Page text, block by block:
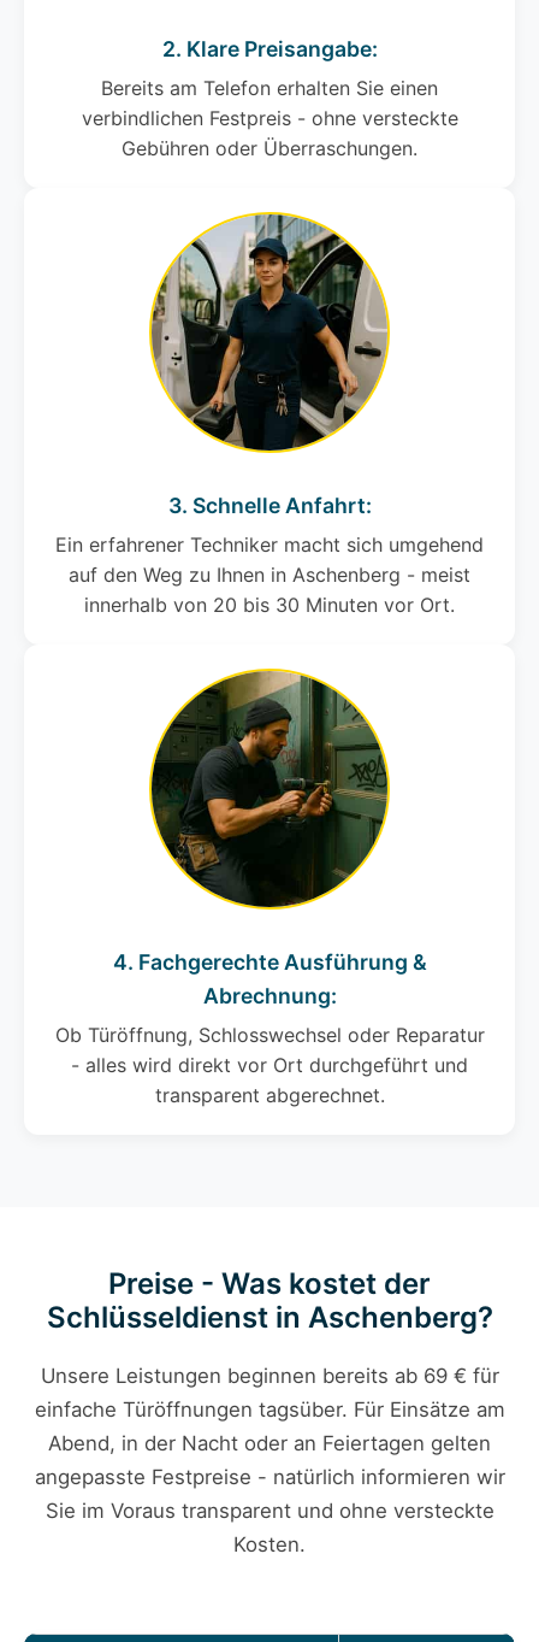
2. Klare Preisangabe:
Bereits am Telefon erhalten Sie einen
verbindlichen Festpreis - ohne versteckte
Gebühren oder Überraschungen.
3. Schnelle Anfahrt:
Ein erfahrener Techniker macht sich umgehend
auf den Weg zu Ihnen in Aschenberg - meist
innerhalb von 20 bis 30 Minuten vor Ort.
4. Fachgerechte Ausführung &
Abrechnung:
Ob Türöffnung, Schlosswechsel oder Reparatur
- alles wird direkt vor Ort durchgeführt und
transparent abgerechnet.
Preise - Was kostet der
Schlüsseldienst in Aschenberg?
Unsere Leistungen beginnen bereits ab 69 € für
einfache Türöffnungen tagsüber. Für Einsätze am
Abend, in der Nacht oder an Feiertagen gelten
angepasste Festpreise - natürlich informieren wir
Sie im Voraus transparent und ohne versteckte
Kosten.